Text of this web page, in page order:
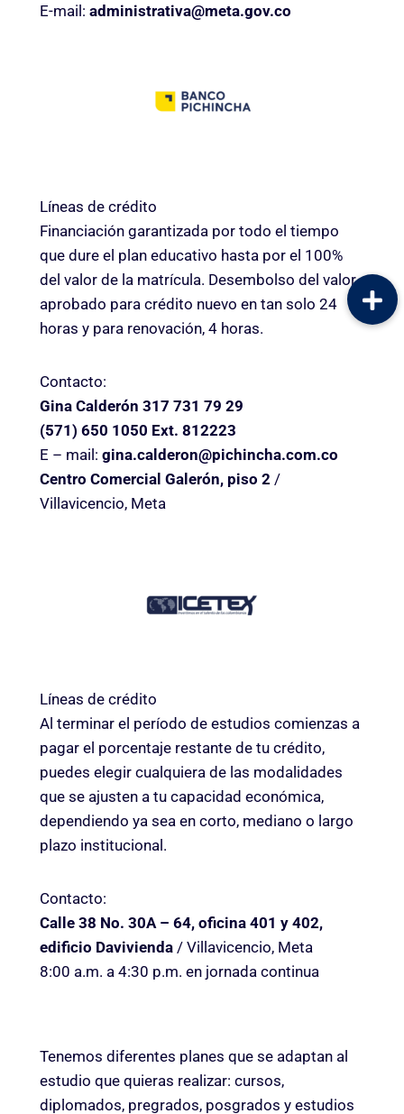
E-mail: administrativa@meta.gov.co
Líneas de crédito
Financiación garantizada por todo el tiempo
que dure el plan educativo hasta por el 100%
del valor de la matrícula. Desembolso del valor
aprobado para crédito nuevo en tan solo 24
horas y para renovación, 4 horas.
Contacto:
Gina Calderón 317 731 79 29
(571) 650 1050 Ext. 812223
E – mail: gina.calderon@pichincha.com.co
Centro Comercial Galerón, piso 2 /
Villavicencio, Meta
Líneas de crédito
Al terminar el período de estudios comienzas a
pagar el porcentaje restante de tu crédito,
puedes elegir cualquiera de las modalidades
que se ajusten a tu capacidad económica,
dependiendo ya sea en corto, mediano o largo
plazo institucional.
Contacto:
Calle 38 No. 30A – 64, oficina 401 y 402,
edificio Davivienda / Villavicencio, Meta
8:00 a.m. a 4:30 p.m. en jornada continua
Tenemos diferentes planes que se adaptan al
estudio que quieras realizar: cursos,
diplomados, pregrados, posgrados y estudios